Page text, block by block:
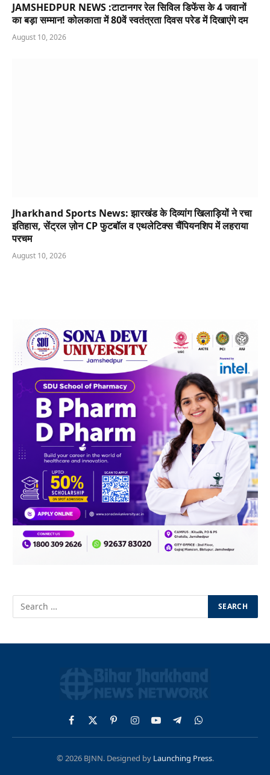
JAMSHEDPUR NEWS :टाटानगर रेल सिविल डिफेंस के 4 जवानों
का बड़ा सम्मान! कोलकाता में 80वें स्वतंत्रता दिवस परेड में दिखाएंगे दम
August 10, 2026
Jharkhand Sports News: झारखंड के दिव्यांग खिलाड़ियों ने रचा
इतिहास, सेंट्रल ज़ोन CP फुटबॉल व एथलेटिक्स चैंपियनशिप में लहराया
परचम
August 10, 2026
Facebook
X
(Twitter)
PinterestInstagram
YouTubeTelegramWhatsApp
© 2026 BJNN. Designed by Launching Press.